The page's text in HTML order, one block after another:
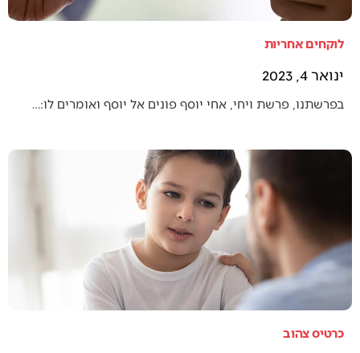
לוקחים אחריות
ינואר 4, 2023
בפרשתנו, פרשת ויחי, אחי יוסף פונים אל יוסף ואומרים לו:…
כרטיס צהוב